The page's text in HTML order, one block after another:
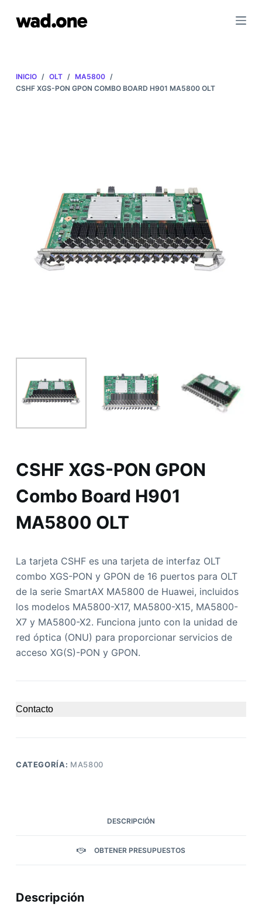
c
o
INICIO / OLT / MA5800 /
CSHF XGS-PON GPON COMBO BOARD H901 MA5800 OLT
CSHF XGS-PON GPON
Combo Board H901
MA5800 OLT
La tarjeta CSHF es una tarjeta de interfaz OLT
combo XGS-PON y GPON de 16 puertos para OLT
de la serie SmartAX MA5800 de Huawei, incluidos
los modelos MA5800-X17, MA5800-X15, MA5800-
X7 y MA5800-X2. Funciona junto con la unidad de
red óptica (ONU) para proporcionar servicios de
acceso XG(S)-PON y GPON.
Contacto
CATEGORÍA: MA5800
DESCRIPCIÓN
OBTENER PRESUPUESTOS
Descripción